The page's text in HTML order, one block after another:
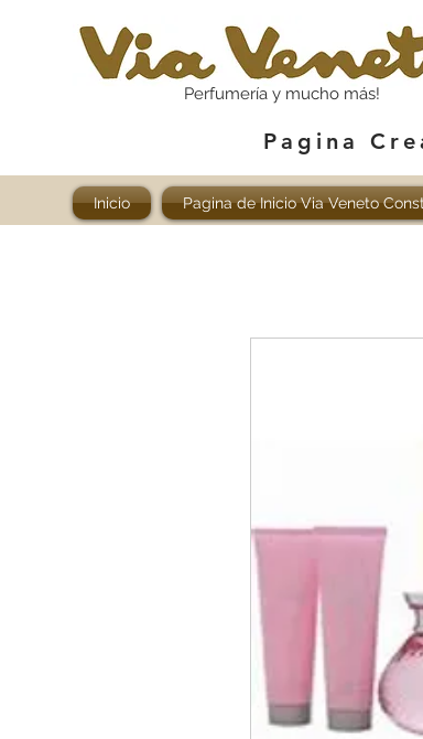
Perfumería y mucho más!
Pagina
Inicio Pagina de Inicio Via Veneto